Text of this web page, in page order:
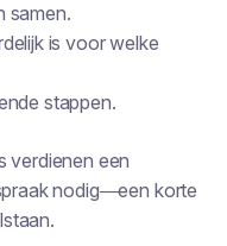
samen.
is voor welke
stappen.
verdienen een
nodig—een korte